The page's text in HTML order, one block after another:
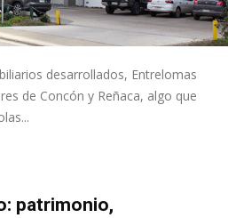
desarrollados, Entrelomas
de Concón y Reñaca, algo que
patrimonio,